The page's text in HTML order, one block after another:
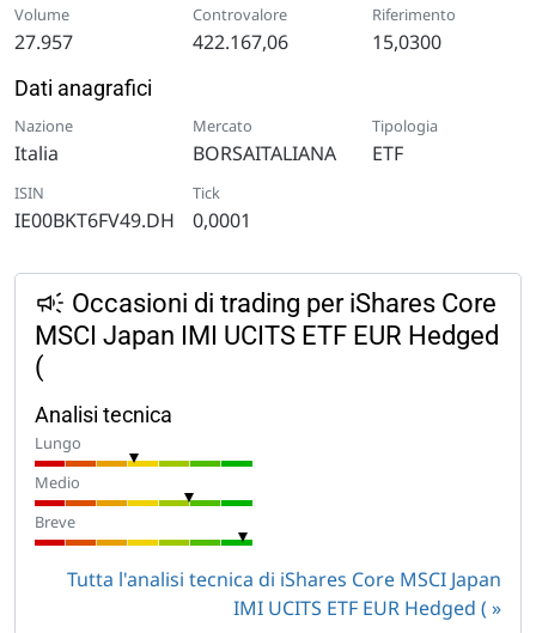
Volume
27.957
Controvalore
422.167,06
Riferimento
15,0300
Dati anagrafici
Nazione
Italia
Mercato
BORSAITALIANA
Tipologia
ETF
ISIN
IE00BKT6FV49.DH
Tick
0,0001
Occasioni di trading per iShares Core
MSCI Japan IMI UCITS ETF EUR Hedged
(
Analisi tecnica
Lungo
Medio
Breve
Tutta l'analisi tecnica di iShares Core MSCI Japan
IMI UCITS ETF EUR Hedged (